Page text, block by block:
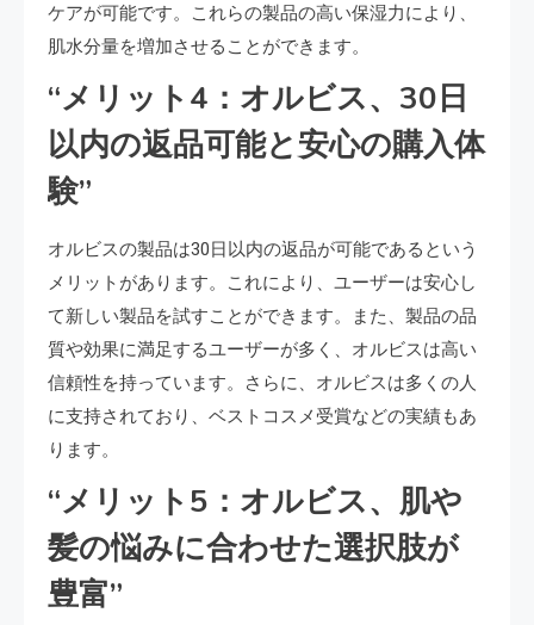
ケアが可能です。これらの製品の高い保湿力により、
肌水分量を増加させることができます。
“メリット4：オルビス、30日
以内の返品可能と安心の購入体
験”
オルビスの製品は30日以内の返品が可能であるという
メリットがあります。これにより、ユーザーは安心し
て新しい製品を試すことができます。また、製品の品
質や効果に満足するユーザーが多く、オルビスは高い
信頼性を持っています。さらに、オルビスは多くの人
に支持されており、ベストコスメ受賞などの実績もあ
ります。
“メリット5：オルビス、肌や
髪の悩みに合わせた選択肢が
豊富”